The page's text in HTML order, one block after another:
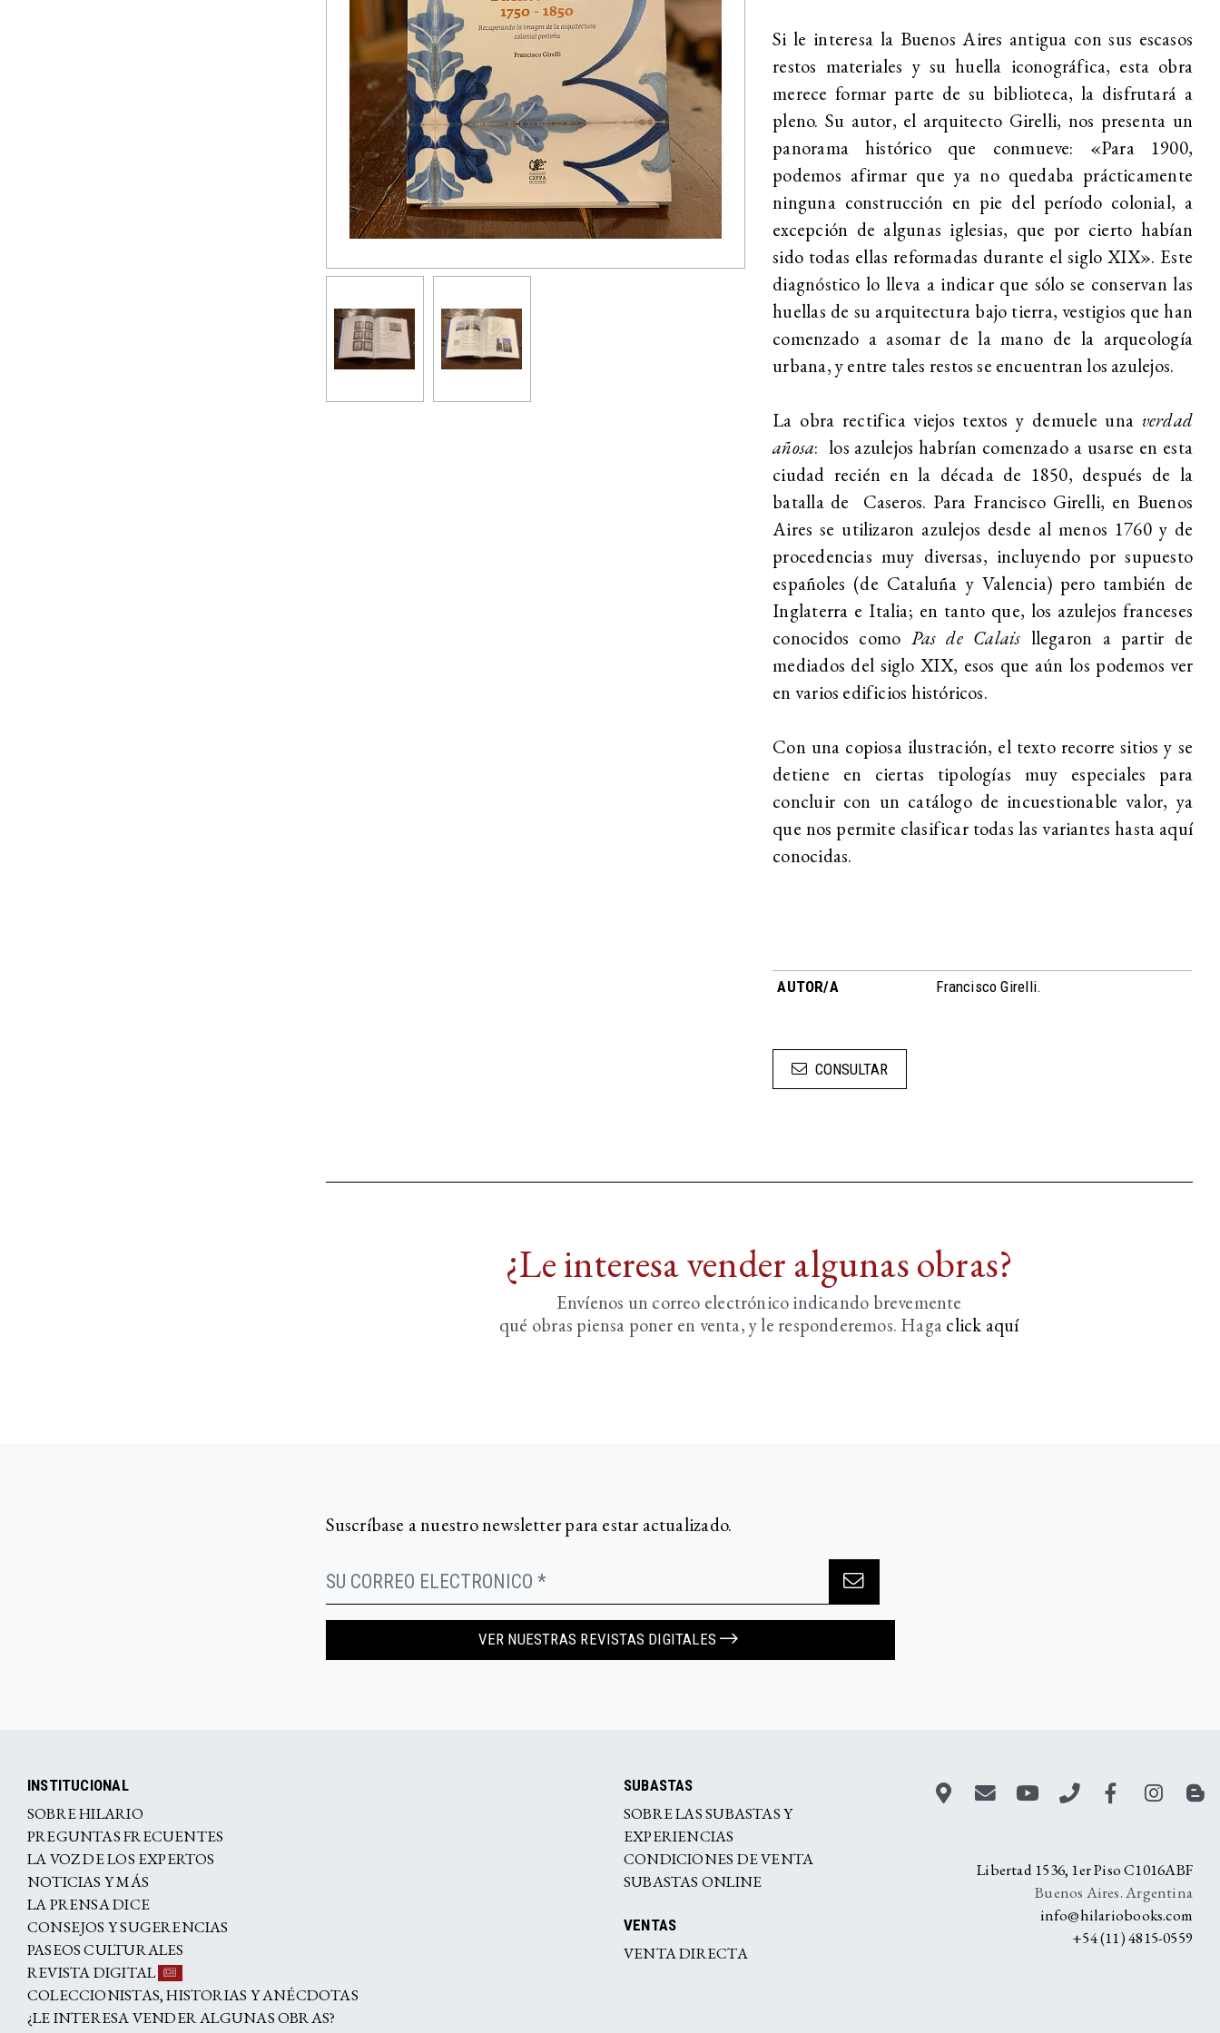
Si le interesa la Buenos Aires antigua con sus escasos
restos materiales y su huella iconográfica, esta obra
merece formar parte de su biblioteca, la disfrutará a
pleno. Su autor, el arquitecto Girelli, nos presenta un
panorama histórico que conmueve: «Para 1900,
podemos afirmar que ya no quedaba prácticamente
ninguna construcción en pie del período colonial, a
excepción de algunas iglesias, que por cierto habían
sido todas ellas reformadas durante el siglo XIX». Este
diagnóstico lo lleva a indicar que sólo se conservan las
huellas de su arquitectura bajo tierra, vestigios que han
comenzado a asomar de la mano de la arqueología
urbana, y entre tales restos se encuentran los azulejos.
La obra rectifica viejos textos y demuele una verdad
añosa: los azulejos habrían comenzado a usarse en esta
ciudad recién en la década de 1850, después de la
batalla de Caseros. Para Francisco Girelli, en Buenos
Aires se utilizaron azulejos desde al menos 1760 y de
procedencias muy diversas, incluyendo por supuesto
españoles (de Cataluña y Valencia) pero también de
Inglaterra e Italia; en tanto que, los azulejos franceses
conocidos como Pas de Calais llegaron a partir de
mediados del siglo XIX, esos que aún los podemos ver
en varios edificios históricos.
Con una copiosa ilustración, el texto recorre sitios y se
detiene en ciertas tipologías muy especiales para
concluir con un catálogo de incuestionable valor, ya
que nos permite clasificar todas las variantes hasta aquí
conocidas.
AUTOR/A Francisco Girelli.
CONSULTAR
¿Le interesa vender algunas obras?
Envíenos un correo electrónico indicando brevemente
qué obras piensa poner en venta, y le responderemos. Hagaclick aquí­
Suscríbase a nuestro newsletter para estar actualizado.
VER NUESTRAS REVISTAS DIGITALES
INSTITUCIONAL
SOBRE HILARIO
PREGUNTAS FRECUENTES
LA VOZ DE LOS EXPERTOS
NOTICIAS Y MÁS
LA PRENSA DICE
CONSEJOS Y SUGERENCIAS
PASEOS CULTURALES
REVISTA DIGITAL
COLECCIONISTAS, HISTORIAS Y ANÉCDOTAS
¿LE INTERESA VENDER ALGUNAS OBRAS?
SUBASTAS
SOBRE LAS SUBASTAS Y
EXPERIENCIAS
CONDICIONES DE VENTA
SUBASTAS ONLINE
VENTAS
VENTA DIRECTA
Libertad 1536, 1er Piso C1016ABF
Buenos Aires. Argentina
info@hilariobooks.com
+54 (11) 4815-0559